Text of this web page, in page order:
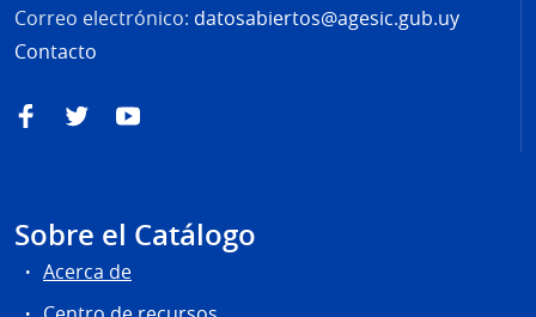
Correo electrónico: datosabiertos@agesic.gub.uy
Contacto
FacebookTwitterYouTube
Sobre el Catálogo
Acerca de